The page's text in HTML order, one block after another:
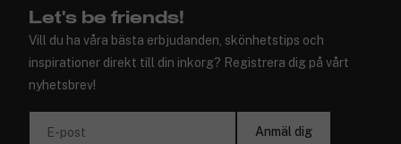
Let's be friends!
Vill du ha våra bästa erbjudanden, skönhetstips och
inspirationer direkt till din inkorg? Registrera dig på vårt
nyhetsbrev!
E-post Anmäl dig